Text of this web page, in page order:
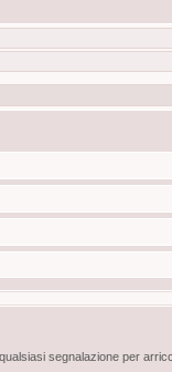
segnalazione per